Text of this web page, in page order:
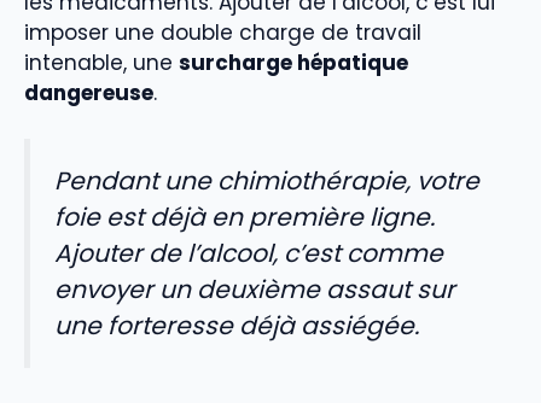
imposer une double charge de travail
intenable, une surcharge hépatique
dangereuse.
Pendant une chimiothérapie, votre
foie est déjà en première ligne.
Ajouter de l’alcool, c’est comme
envoyer un deuxième assaut sur
une forteresse déjà assiégée.